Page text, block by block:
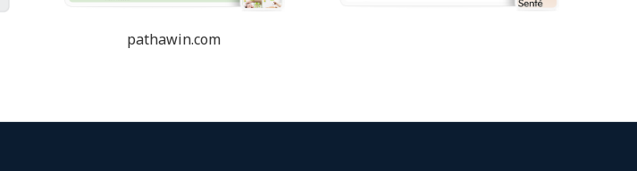
pathawin.com